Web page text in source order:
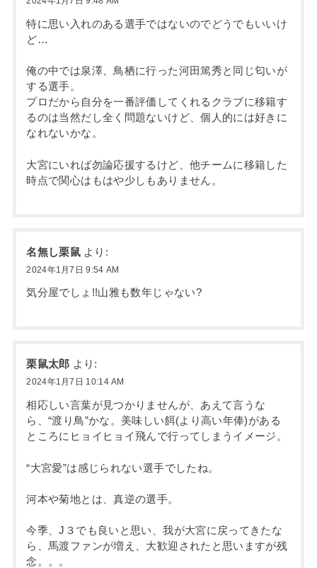
特に思い入れのある選手ではないのでどうでもいいけ
ど…
俺の中では泉澤、鳥栖に行った河田篤秀と同じ匂いが
する選手。
プロだから自分を一番評価してくれるクラブに移籍す
るのは当然だし全く問題ないけど、個人的には好きに
なれないかな。
大宮にいれば勿論応援するけど、他チームに移籍した
時点で関心はもはや少しもありません。
名無し栗鼠 より:
2024年1月7日 9:54 AM
気分屋でしょ!!山雅も数年じゃない?
栗鼠太郎 より:
2024年1月7日 10:14 AM
相応しい言葉が見つかりませんが、あえて言うな
ら、“渡り鳥”かな。美味しい餌(より高い年俸)がある
ところにヒョイヒョイ飛んで行ってしまうイメージ。
“大宮愛”は感じられない選手でしたね。
河本や菊地とは、真逆の選手。
今季、J３でも良いと思い、我が大宮に戻ってきたな
ら、馬渡ファンが増え、大歓迎されたと思いますが残
念。。。